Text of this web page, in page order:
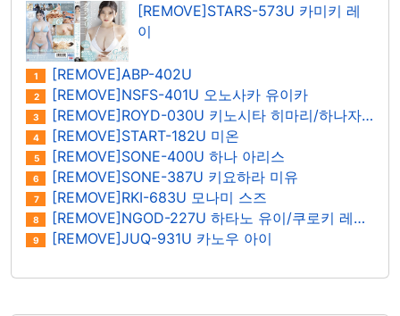
[REMOVE]STARS-573U 카미키 레
이
1 [REMOVE]ABP-402U
2 [REMOVE]NSFS-401U 오노사카 유이카
3 [REMOVE]ROYD-030U 키노시타 히마리/하나자와 히마리
4 [REMOVE]START-182U 미온
5 [REMOVE]SONE-400U 하나 아리스
6 [REMOVE]SONE-387U 키요하라 미유
7 [REMOVE]RKI-683U 모나미 스즈
8 [REMOVE]NGOD-227U 하타노 유이/쿠로키 레이나
9 [REMOVE]JUQ-931U 카노우 아이